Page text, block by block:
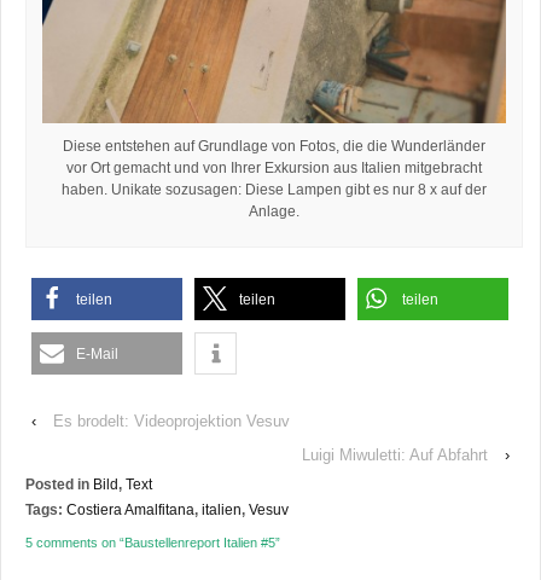
Diese entstehen auf Grundlage von Fotos, die die Wunderländer
vor Ort gemacht und von Ihrer Exkursion aus Italien mitgebracht
haben. Unikate sozusagen: Diese Lampen gibt es nur 8 x auf der
Anlage.
teilen teilen teilen
E-Mail
‹
Es brodelt: Videoprojektion Vesuv
Luigi Miwuletti: Auf Abfahrt
›
Posted in Bild, Text
Tags: Costiera Amalfitana, italien, Vesuv
5 comments on “Baustellenreport Italien #5”